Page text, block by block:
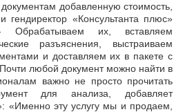
добавленную стоимость,
«Консультанта плюс»
их, вставляем
разъяснения, выстраиваем
и доставляем их в пакете с
любой документ можно найти в
важно не просто прочитать
для анализа, добавляет
«Именно эту услугу мы и продаем,